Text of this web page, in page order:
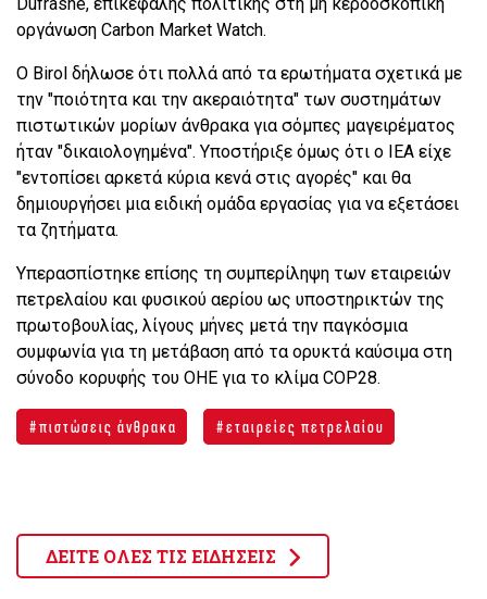
οργάνωση Carbon Market Watch.
Ο Birol δήλωσε ότι πολλά από τα ερωτήματα σχετικά με
την "ποιότητα και την ακεραιότητα" των συστημάτων
πιστωτικών μορίων άνθρακα για σόμπες μαγειρέματος
ήταν "δικαιολογημένα". Υποστήριξε όμως ότι ο ΙΕΑ είχε
"εντοπίσει αρκετά κύρια κενά στις αγορές" και θα
δημιουργήσει μια ειδική ομάδα εργασίας για να εξετάσει
τα ζητήματα.
Υπερασπίστηκε επίσης τη συμπερίληψη των εταιρειών
πετρελαίου και φυσικού αερίου ως υποστηρικτών της
πρωτοβουλίας, λίγους μήνες μετά την παγκόσμια
συμφωνία για τη μετάβαση από τα ορυκτά καύσιμα στη
σύνοδο κορυφής του ΟΗΕ για το κλίμα COP28.
πιστώσεις άνθρακα εταιρείες πετρελαίου
ΔΕΙΤΕ ΟΛΕΣ ΤΙΣ ΕΙΔΗΣΕΙΣ